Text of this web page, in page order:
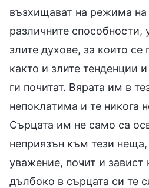
възхищават на режима на
различните способности,
злите духове, за които се
както и злите тенденции
ги почитат. Вярата им в
непоклатима и те никога
Сърцата им не само са
неприязън към тези
уважение, почит и
дълбоко в сърцата си те